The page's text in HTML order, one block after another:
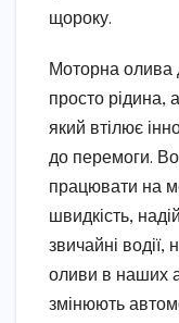
щороку.
Моторна олива
просто рідина,
який втілює
до перемоги.
працювати на
швидкість,
звичайні
оливи в наших
змінюють